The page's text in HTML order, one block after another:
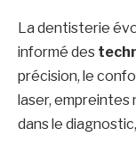
La dentisterie
informé des
précision, le
laser, empreintes
dans le